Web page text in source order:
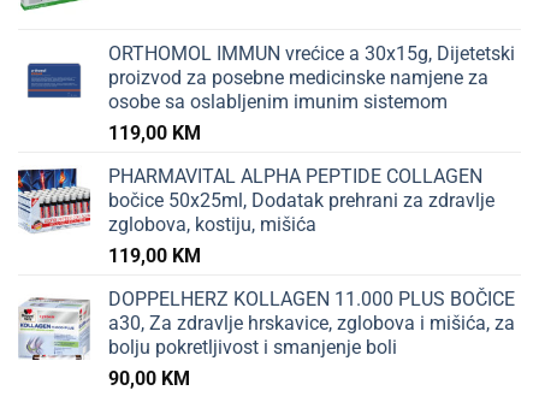
ORTHOMOL IMMUN vrećice a 30x15g, Dijetetski
proizvod za posebne medicinske namjene za
osobe sa oslabljenim imunim sistemom
119,00 KM
PHARMAVITAL ALPHA PEPTIDE COLLAGEN
bočice 50x25ml, Dodatak prehrani za zdravlje
zglobova, kostiju, mišića
119,00 KM
DOPPELHERZ KOLLAGEN 11.000 PLUS BOČICE
a30, Za zdravlje hrskavice, zglobova i mišića, za
bolju pokretljivost i smanjenje boli
90,00 KM